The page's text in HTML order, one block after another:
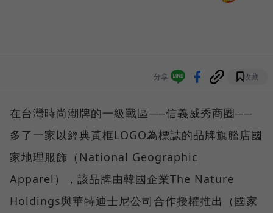
分享 收藏
在台灣時尚潮牌的一級戰區──信義威秀商圈──
多了一家以經典黃框LOGO為標誌的品牌旗艦店國
家地理服飾（National Geographic
Apparel），該品牌由韓國企業The Nature
Holdings與華特迪士尼公司合作授權推出（國家